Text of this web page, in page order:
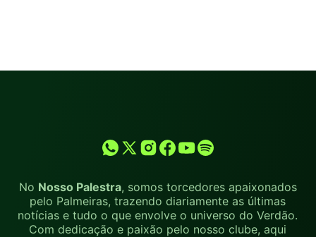
No Nosso Palestra, somos torcedores apaixonados
pelo Palmeiras, trazendo diariamente as últimas
notícias e tudo o que envolve o universo do Verdão.
Com dedicação e paixão pelo nosso clube, aqui